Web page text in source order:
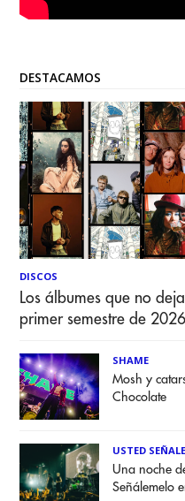
DESTACAMOS
DISCOS
Los álbumes que no
primer semestre de 2026
SHAME
Mosh y
Chocolate
USTED
Una noche
Señálemelo